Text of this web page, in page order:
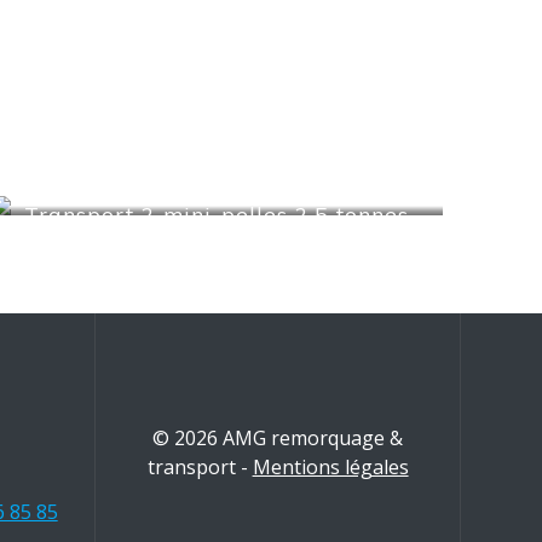
Transport 2 mini-pelles 2.5 tonnes
85 85
© 2026 AMG remorquage &
transport - Mentions légales